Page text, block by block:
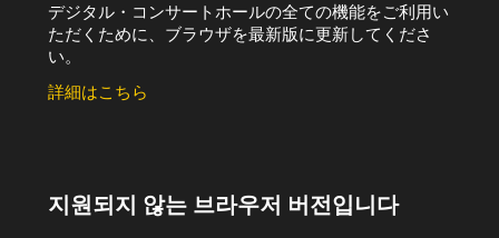
デジタル・コンサートホールの全ての機能をご利用い
ただくために、ブラウザを最新版に更新してくださ
い。
詳細はこちら
지원되지 않는 브라우저 버전입니다